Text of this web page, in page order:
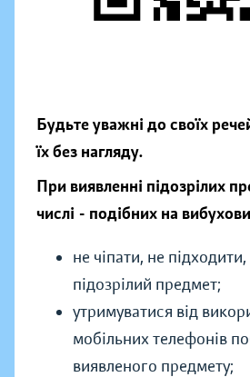
Будьте уважні до своїх
їх без нагляду.
При виявленні підозрілих
числі - подібних на
не чіпати, не
підозрілий предмет;
утримуватися від
мобільних телефонів
виявленого предмету;